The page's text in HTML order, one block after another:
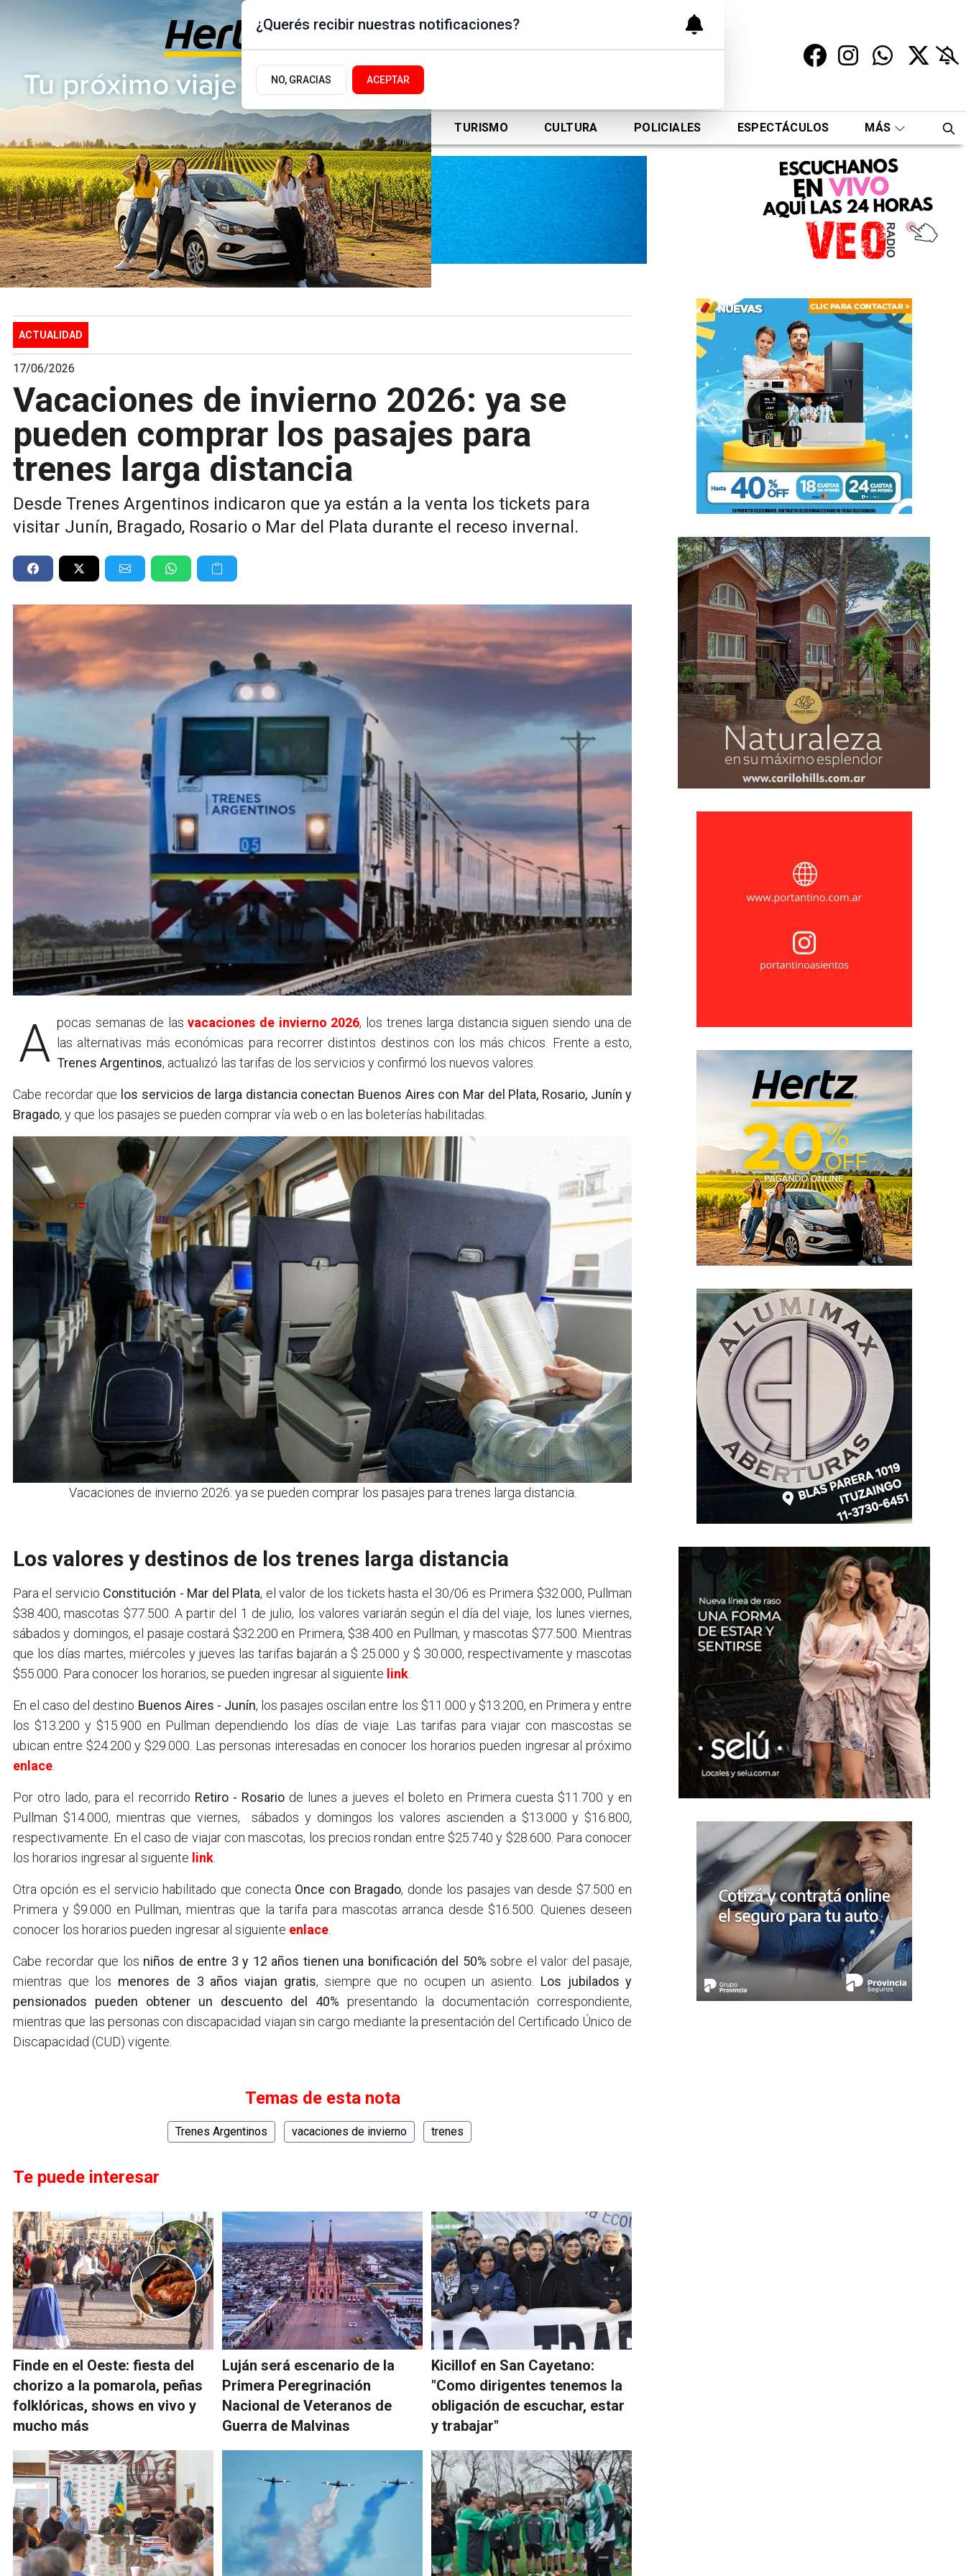
Sábado 8 de Agosto
de 2026
17.9ºc | Buenos Aires, AR
ACTUALIDAD POLÍTICA DEPORTES TURISMO CULTURA POLICIALES ESPECTÁCULOS MÁS
ACTUALIDAD
17/06/2026
Vacaciones de invierno 2026: ya se
pueden comprar los pasajes para
trenes larga distancia
Desde Trenes Argentinos indicaron que ya están a la venta los tickets para
visitar Junín, Bragado, Rosario o Mar del Plata durante el receso invernal.
A pocas semanas de lasvacaciones de invierno 2026, los trenes larga distancia siguen siendo una de
las alternativas más económicas para recorrer distintos destinos con los más chicos. Frente a esto,
Trenes Argentinos, actualizó las tarifas de los servicios y confirmó los nuevos valores.
Cabe recordar que los servicios de larga distancia conectan Buenos Aires con Mar del Plata, Rosario, Junín y
Bragado, y que los pasajes se pueden comprar vía web o en las boleterías habilitadas.
Vacaciones de invierno 2026: ya se pueden comprar los pasajes para trenes larga distancia.
Los valores y destinos de los trenes larga distancia
Para el servicio Constitución - Mar del Plata, el valor de los tickets hasta el 30/06 es Primera $32.000, Pullman
$38.400, mascotas $77.500. A partir del 1 de julio, los valores variarán según el día del viaje, los lunes viernes,
sábados y domingos, el pasaje costará $32.200 en Primera, $38.400 en Pullman, y mascotas $77.500. Mientras
que los días martes, miércoles y jueves las tarifas bajarán a $ 25.000 y $ 30.000, respectivamente y mascotas
$55.000. Para conocer los horarios, se pueden ingresar al siguiente link
En el caso del destino Buenos Aires - Junín, los pasajes oscilan entre los $11.000 y $13.200, en Primera y entre
los $13.200 y $15.900 en Pullman dependiendo los días de viaje. Las tarifas para viajar con mascostas se
ubican entre $24.200 y $29.000. Las personas interesadas en conocer los horarios pueden ingresar al próximo
enlace
Por otro lado, para el recorrido Retiro - Rosariode lunes a jueves el boleto en Primera cuesta $11.700 y en
Pullman $14.000, mientras que viernes, sábados y domingos los valores ascienden a $13.000 y $16.800,
respectivamente. En el caso de viajar con mascotas, los precios rondan entre $25.740 y $28.600. Para conocer
los horarios ingresar al siguente link
Otra opción es el servicio habilitado que conecta Once con Bragado, donde los pasajes van desde $7.500 en
Primera y $9.000 en Pullman, mientras que la tarifa para mascotas arranca desde $16.500. Quienes deseen
conocer los horarios pueden ingresar al siguiente enlace
Cabe recordar que los niños de entre 3 y 12 años tienen una bonificación del 50% sobre el valor del pasaje,
mientras que los menores de 3 años viajan gratis, siempre que no ocupen un asiento. Los jubilados y
pensionados pueden obtener un descuento del 40% presentando la documentación correspondiente,
mientras que las personas con discapacidad viajan sin cargo mediante la presentación del Certificado Único de
Discapacidad (CUD) vigente.
Temas de esta nota
Trenes Argentinos vacaciones de invierno trenes
Te puede interesar
Finde en el Oeste: fiesta del
chorizo a la pomarola, peñas
folklóricas, shows en vivo y
mucho más
Luján será escenario de la
Primera Peregrinación
Nacional de Veteranos de
Guerra de Malvinas
Kicillof en San Cayetano:
"Como dirigentes tenemos la
obligación de escuchar, estar
y trabajar"
¿Querés recibir nuestras notificaciones?
NO, GRACIAS ACEPTAR